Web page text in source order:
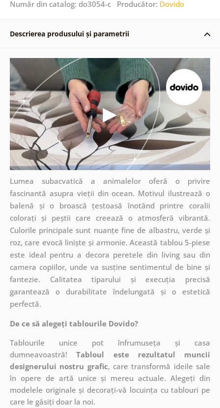
Număr din catalog: do3054-c Producător: Dovido
Descrierea produsului și parametrii
Lumea subacvatică a animalelor oferă o privire
fascinantă asupra vieții din ocean. Motivul ilustrează o
balenă și o broască țestoasă înotând printre coralii
colorați și peștii care creează o atmosferă vibrantă.
Culorile principale sunt nuanțe fine de albastru, verde și
roz, care evocă liniște și armonie. Această tablou 5-piese
este ideal pentru a decora peretele din living sau din
camera copiilor, unde va susține sentimentul de bine și
fantezie. Calitatea tiparului și execuția precisă
garantează o durabilitate îndelungată și o estetică
perfectă.
De ce să alegeți tablourile Dovido?
Tablourile unice pot înfrumuseța și casa
dumneavoastră!Tabloul este rezultatul muncii
designerului nostru grafic, caretransformă ideile sale
în opere de artă unice și mereu actuale. Alegeți din
modelele originale și decorați-vă locuința cu tablouri pe
care le găsiți doar la noi.